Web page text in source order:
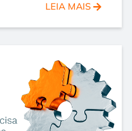
LEIA MAIS